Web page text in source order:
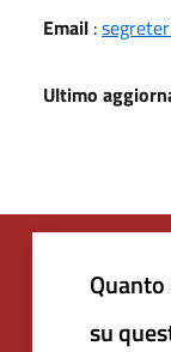
Email :
Ultimo
su